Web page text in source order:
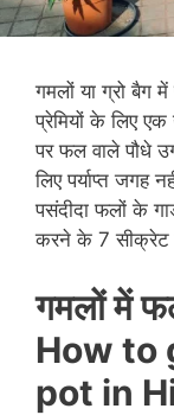
गमलों या ग्रो बैग
प्रेमियों के लिए
पर फल वाले पौधे
लिए पर्याप्त जगह
पसंदीदा फलों के
करने के 7 सीक्रेट
गमलों में
How to
pot in